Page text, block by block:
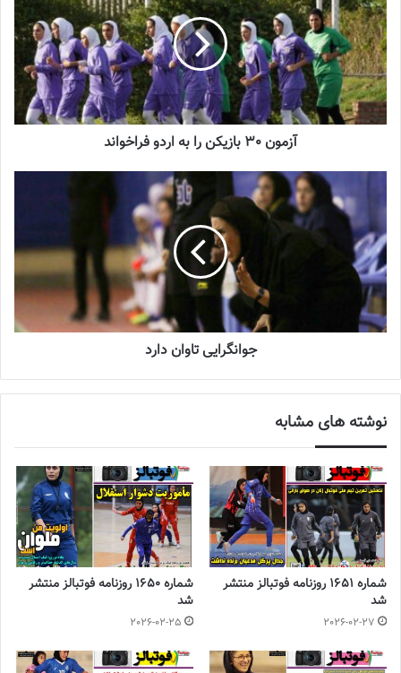
آزمون 30 بازیکن را به اردو فراخواند
جوانگرایی تاوان دارد
نوشته های مشابه
شماره 1651 روزنامه فوتبالز منتشر
شد
2026-02-27
شماره 1650 روزنامه فوتبالز منتشر
شد
2026-02-25